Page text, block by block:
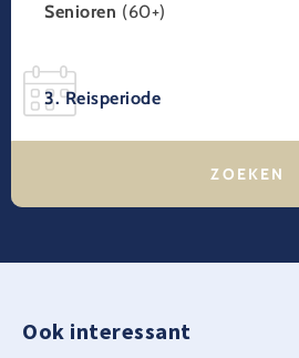
Senioren (60+)
3. Reisperiode
Ook interessant